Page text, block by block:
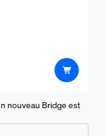
nouveau Bridge est